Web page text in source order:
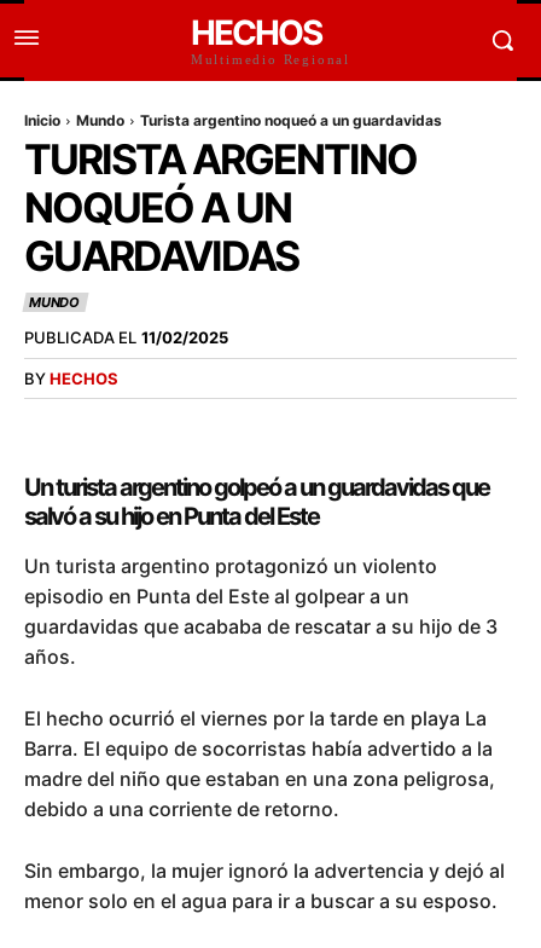
HECHOS
Multimedio Regional
Inicio Mundo Turista argentino noqueó a un guardavidas
TURISTA ARGENTINO
NOQUEÓ A UN
GUARDAVIDAS
MUNDO
PUBLICADA EL 11/02/2025
BYHECHOS
Un turista argentino golpeó a un guardavidas que
salvó a su hijo en Punta del Este
Un turista argentino protagonizó un violento
episodio en Punta del Este al golpear a un
guardavidas que acababa de rescatar a su hijo de 3
años.
El hecho ocurrió el viernes por la tarde en playa La
Barra. El equipo de socorristas había advertido a la
madre del niño que estaban en una zona peligrosa,
debido a una corriente de retorno.
Sin embargo, la mujer ignoró la advertencia y dejó al
menor solo en el agua para ir a buscar a su esposo.